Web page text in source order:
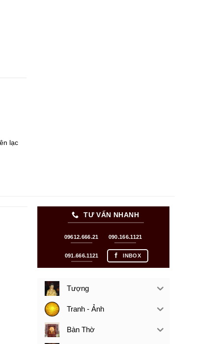
lạc
TƯ VẤN NHANH
09612.666.21 090.166.1121
091.666.1121 INBOX
Tượng
Tranh - Ảnh
Bàn Thờ